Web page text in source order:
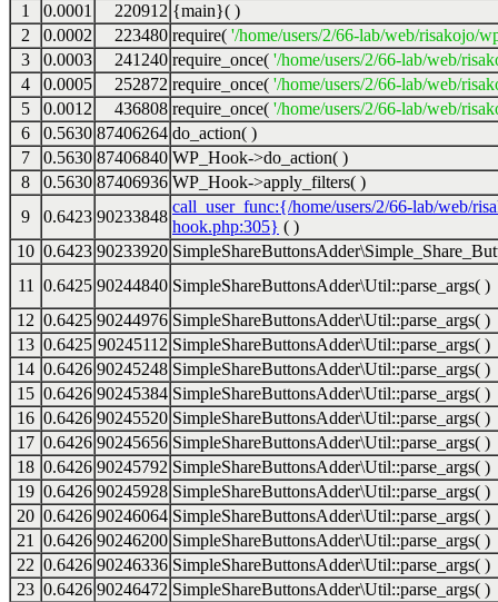
1
0.0001 220912 {main}( )
2
0.0002 223480 require( '/home/users/2/66-lab/web/risakojo/
3
0.0003 241240 require_once( '/home/users/2/66-lab/web/
4
0.0005 252872 require_once( '/home/users/2/66-lab/web/
5
0.0012 436808 require_once( '/home/users/2/66-lab/web/
6
0.5630 87406264 do_action( )
7
0.5630 87406840 WP_Hook->do_action( )
8
0.5630 87406936 WP_Hook->apply_filters( )
9
0.6423 90233848
call_user_func:{/home/users/2/66-lab/web/
hook.php:305} ( )
10 0.6423 90233920
11
0.6425 90244840 SimpleShareButtonsAdder\Util::parse_args( )
12 0.6425 90244976 SimpleShareButtonsAdder\Util::parse_args( )
13 0.6425 90245112 SimpleShareButtonsAdder\Util::parse_args( )
14 0.6426 90245248 SimpleShareButtonsAdder\Util::parse_args( )
15 0.6426 90245384 SimpleShareButtonsAdder\Util::parse_args( )
16 0.6426 90245520 SimpleShareButtonsAdder\Util::parse_args( )
17 0.6426 90245656 SimpleShareButtonsAdder\Util::parse_args( )
18 0.6426 90245792 SimpleShareButtonsAdder\Util::parse_args( )
19 0.6426 90245928 SimpleShareButtonsAdder\Util::parse_args( )
20 0.6426 90246064 SimpleShareButtonsAdder\Util::parse_args( )
21
0.6426 90246200 SimpleShareButtonsAdder\Util::parse_args( )
22 0.6426 90246336 SimpleShareButtonsAdder\Util::parse_args( )
23 0.6426 90246472 SimpleShareButtonsAdder\Util::parse_args( )